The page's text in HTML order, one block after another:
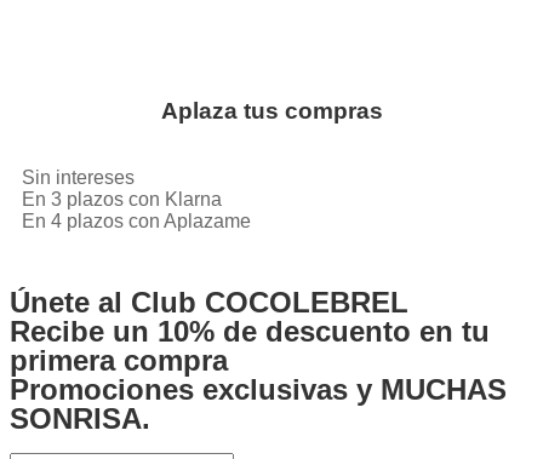
Aplaza tus compras
Sin intereses
En 3 plazos con Klarna
En 4 plazos con Aplazame
Únete al Club COCOLEBREL
Recibe un 10% de descuento en tu
primera compra
Promociones exclusivas y MUCHAS
SONRISA.